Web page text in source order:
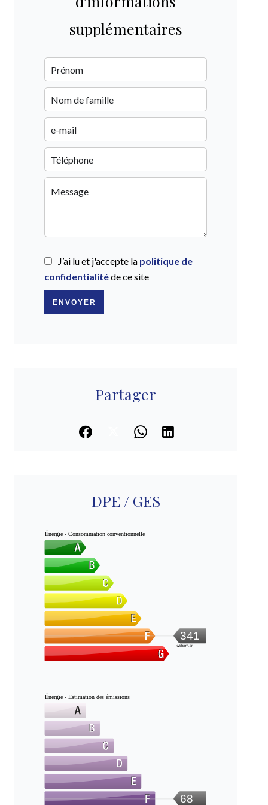
supplémentaires
J’ai lu et j'accepte la politique de
confidentialitéde ce site
ENVOYER
Partager
DPE / GES
Énergie - Consommation conventionnelle
341
kWh/m².an
Énergie - Estimation des émissions
68